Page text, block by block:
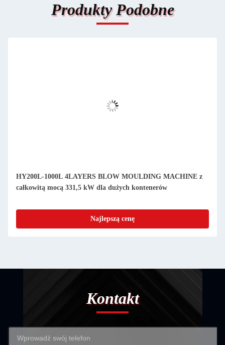
Produkty Podobne
HY200L-1000L 4LAYERS BLOW MOULDING MACHINE z
całkowitą mocą 331,5 kW dla dużych kontenerów
Najlepszą cenę
Kontakt